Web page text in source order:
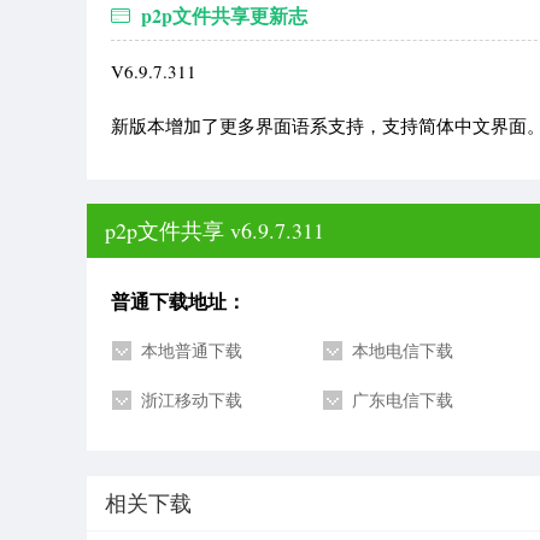
p2p文件共享更新志
V6.9.7.311
新版本增加了更多界面语系支持，支持简体中文界面
p2p文件共享 v6.9.7.311
普通下载地址：
本地普通下载 本地电信下载
浙江移动下载 广东电信下载
相关下载